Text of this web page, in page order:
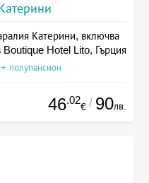
Катерини, включва
Boutique Hotel Lito, Гърция
полупансион
46.02
€ / 90лв.